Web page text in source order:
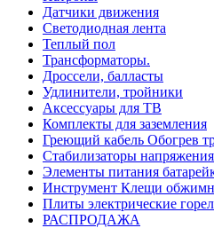
Датчики движения
Светодиодная лента
Теплый пол
Трансформаторы.
Дроссели, балласты
Удлинители, тройники
Аксессуары для ТВ
Комплекты для заземления
Греющий кабель Обогрев
Стабилизаторы напряжения
Элементы питания
Инструмент Клещи
Плиты электрические
РАСПРОДАЖА